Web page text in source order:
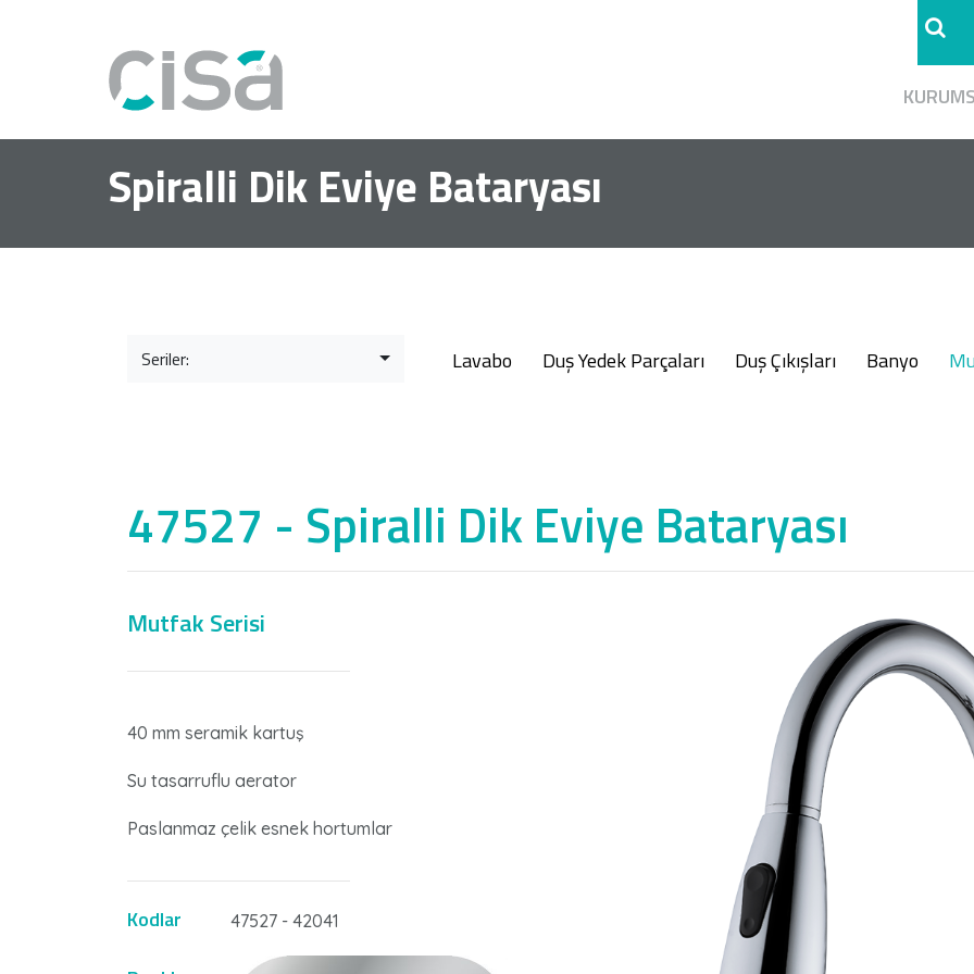
Spiralli Dik Eviye Bataryası
Seriler: Lavabo Duş Yedek Parçaları Duş Çıkışları Banyo
47527 - Spiralli Dik Eviye Bataryası
Mutfak Serisi
40 mm seramik kartuş
Su tasarruflu aerator
Paslanmaz çelik esnek hortumlar
Kodlar 47527 - 42041